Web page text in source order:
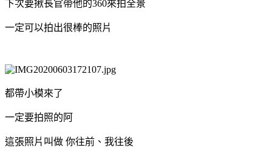
下次要揪長官帶他的360來拍全景
一定可以拍出很棒的照片
都帶小模來了
一定要拍照的阿
這張照片叫做 你往前、我往後